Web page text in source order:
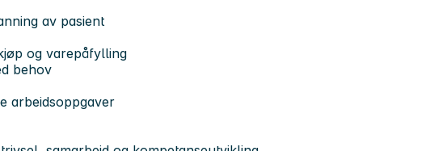
av pasient
og varepåfylling
behov
arbeidsoppgaver